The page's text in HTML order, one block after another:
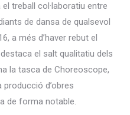
treball col·laboratiu entre
de dansa de qualsevol
a més d’haver rebut el
el salt qualitatiu dels
la tasca de Choreoscope,
d’obres
de forma notable.